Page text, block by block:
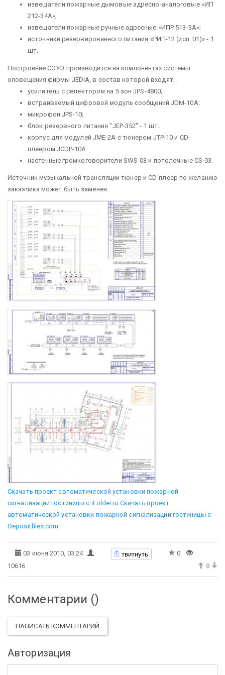
извещатели пожарные дымовые адресно-аналоговые «ИП
212-34А»;
извещатели пожарные ручные адресные «ИПР 513-3А»;
источники резервированного питания «РИП-12 (исп. 01)» - 1
шт.
Построение СОУЭ производится на компонентах системы
оповещения фирмы JEDIA, в состав которой входят:
усилитель с селектором на 5 зон JPS-4800;
встраиваемый цифровой модуль сообщений JDM-10A;
микрофон JPS-10;
блок резервного питания "JEP-352" - 1 шт.
корпус для модулей JME-2A с тюнером JTP-10 и CD-
плеером JCDP-10A
настенные громкоговорители SWS-03 и потолочные CS-03.
Источник музыкальной трансляции тюнер и CD-плеер по желанию
заказчика может быть заменен.
Скачать проект автоматической установки пожарной
сигнализации гостиницы с iFolder.ru Скачать проект
автоматической установки пожарной сигнализации гостиницы с
Depositfiles.com
03 июня 2010, 03:24 твитнуть
0
10616
0
Комментарии ()
НАПИСАТЬ КОММЕНТАРИЙ
Авторизация